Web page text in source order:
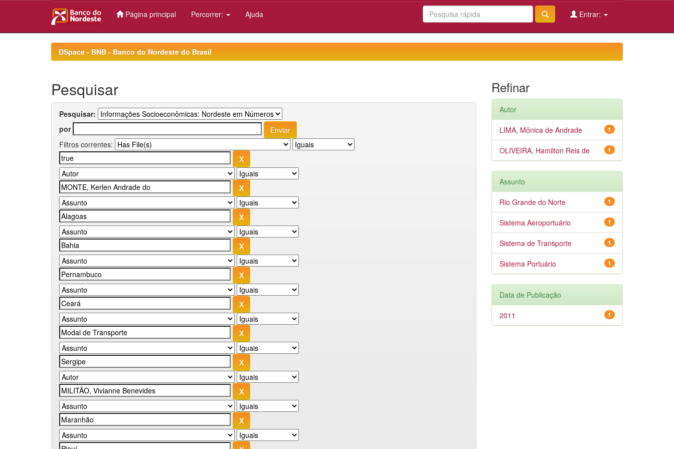
Página principal Percorrer: Ajuda Entrar:
DSpace - BNB - Banco do Nordeste do Brasil
Pesquisar
Pesquisar:
por
Filtros correntes:
Refinar
Autor
1
LIMA, Mônica de Andrade
1
OLIVEIRA, Hamilton Reis de
Assunto
1
Rio Grande do Norte
1
Sistema Aeroportuário
1
Sistema de Transporte
1
Sistema Portuário
Data de Publicação
1
2011